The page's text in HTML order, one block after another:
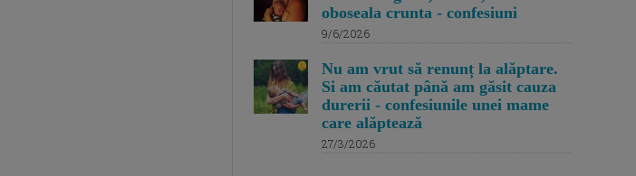
oboseala crunta - confesiuni
9/6/2026
Nu am vrut să renunț la alăptare.
Si am căutat până am găsit cauza
durerii - confesiunile unei mame
care alăptează
27/3/2026